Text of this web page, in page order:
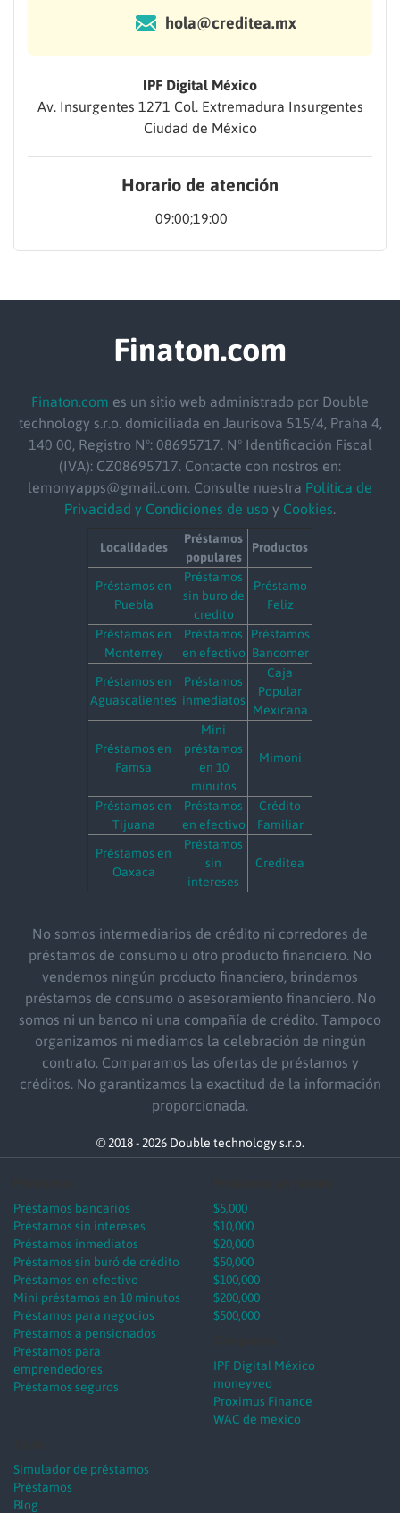
hola@creditea.mx
IPF Digital México
Av. Insurgentes 1271 Col. Extremadura Insurgentes
Ciudad de México
Horario de atención
09:00;19:00
Finaton.com
Finaton.com es un sitio web administrado por Double
technology s.r.o. domiciliada en Jaurisova 515/4, Praha 4,
140 00, Registro Nº: 08695717. Nº Identificación Fiscal
(IVA): CZ08695717. Contacte con nostros en:
lemonyapps@gmail.com. Consulte nuestra Política de
Privacidad y Condiciones de uso y Cookies.
Localidades
Préstamos
populares
Productos
Préstamos en
Puebla
Préstamos
sin buro de
credito
Préstamo
Feliz
Préstamos en
Monterrey
Préstamos
en efectivo
Préstamos
Bancomer
Préstamos en
Aguascalientes
Préstamos
inmediatos
Caja
Popular
Mexicana
Préstamos en
Famsa
Mini
préstamos
en 10
minutos
Mimoni
Préstamos en
Tijuana
Préstamos
en efectivo
Crédito
Familiar
Préstamos en
Oaxaca
Préstamos
sin
intereses
Creditea
No somos intermediarios de crédito ni corredores de
préstamos de consumo u otro producto financiero. No
vendemos ningún producto financiero, brindamos
préstamos de consumo o asesoramiento financiero. No
somos ni un banco ni una compañía de crédito. Tampoco
organizamos ni mediamos la celebración de ningún
contrato. Comparamos las ofertas de préstamos y
créditos. No garantizamos la exactitud de la información
proporcionada.
© 2018 - 2026 Double technology s.r.o.
Préstamos bancarios
Préstamos sin intereses
Préstamos inmediatos
Préstamos sin buró de crédito
Préstamos en efectivo
Mini préstamos en 10 minutos
Préstamos para negocios
Préstamos a pensionados
Préstamos para
emprendedores
Préstamos seguros
$5,000
$10,000
$20,000
$50,000
$100,000
$200,000
$500,000
IPF Digital México
moneyveo
Proximus Finance
WAC de mexico
Simulador de préstamos
Préstamos
Blog